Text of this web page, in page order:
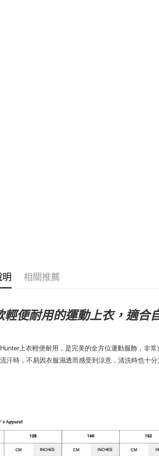
明 相關推薦
輕便耐用的運動上衣，適合
上衣輕便耐用，是完美的全方位運動服飾，非
汗時，不易因衣服濕透而感受到涼意，清洗時也十分